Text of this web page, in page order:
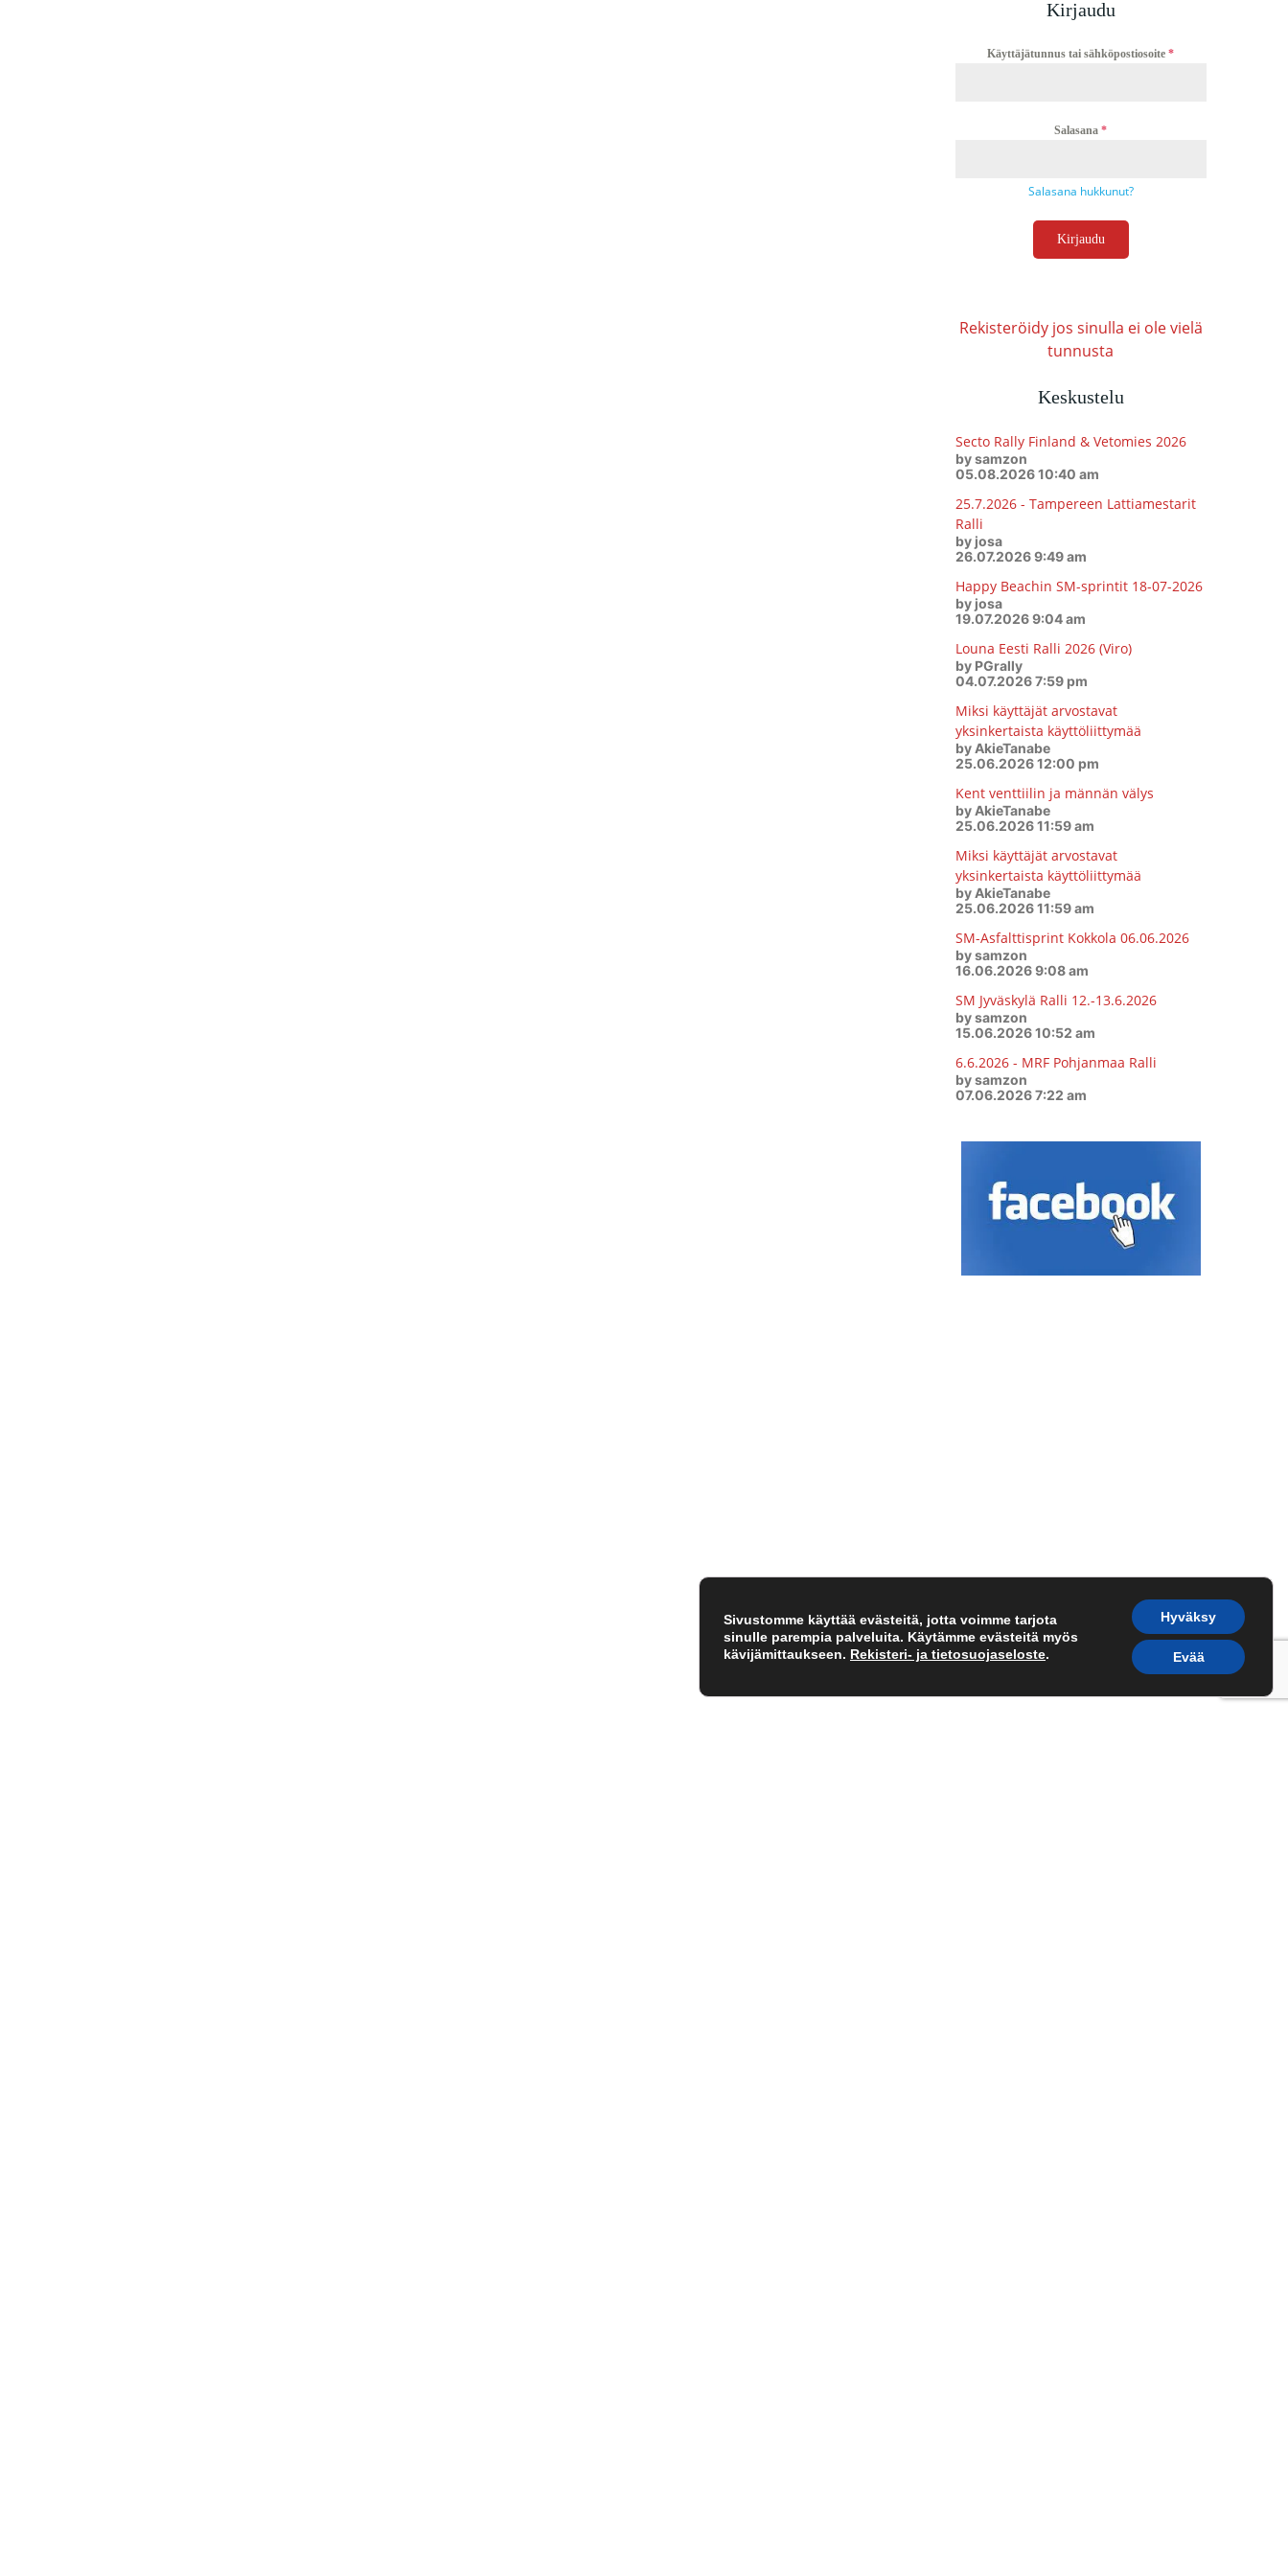
Kirjaudu
Käyttäjätunnus tai sähköpostiosoite*
Salasana*
Salasana hukkunut?
Kirjaudu
Rekisteröidy jos sinulla ei ole vielä
tunnusta
Keskustelu
Secto Rally Finland & Vetomies 2026
by samzon
05.08.2026 10:40 am
25.7.2026 - Tampereen Lattiamestarit
Ralli
by josa
26.07.2026 9:49 am
Happy Beachin SM-sprintit 18-07-2026
by josa
19.07.2026 9:04 am
Louna Eesti Ralli 2026 (Viro)
by PGrally
04.07.2026 7:59 pm
Miksi käyttäjät arvostavat
yksinkertaista käyttöliittymää
by AkieTanabe
25.06.2026 12:00 pm
Kent venttiilin ja männän välys
by AkieTanabe
25.06.2026 11:59 am
Miksi käyttäjät arvostavat
yksinkertaista käyttöliittymää
by AkieTanabe
25.06.2026 11:59 am
SM-Asfalttisprint Kokkola 06.06.2026
by samzon
16.06.2026 9:08 am
SM Jyväskylä Ralli 12.-13.6.2026
by samzon
15.06.2026 10:52 am
6.6.2026 - MRF Pohjanmaa Ralli
by samzon
07.06.2026 7:22 am
Sivustomme käyttää evästeitä, jotta voimme tarjota
sinulle parempia palveluita. Käytämme evästeitä myös
kävijämittaukseen. Rekisteri- ja tietosuojaseloste.
Hyväksy
Evää